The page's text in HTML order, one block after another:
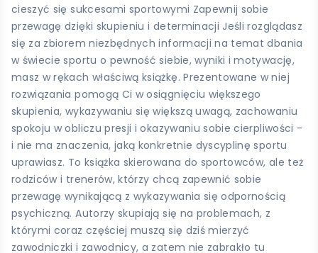
cieszyć się sukcesami sportowymi Zapewnij sobie
przewagę dzięki skupieniu i determinacji Jeśli rozglądasz
się za zbiorem niezbędnych informacji na temat dbania
w świecie sportu o pewność siebie, wyniki i motywację,
masz w rękach właściwą książkę. Prezentowane w niej
rozwiązania pomogą Ci w osiągnięciu większego
skupienia, wykazywaniu się większą uwagą, zachowaniu
spokoju w obliczu presji i okazywaniu sobie cierpliwości -
i nie ma znaczenia, jaką konkretnie dyscyplinę sportu
uprawiasz. To książka skierowana do sportowców, ale też
rodziców i trenerów, którzy chcą zapewnić sobie
przewagę wynikającą z wykazywania się odpornością
psychiczną. Autorzy skupiają się na problemach, z
którymi coraz częściej muszą się dziś mierzyć
zawodniczki i zawodnicy, a zatem nie zabrakło tu